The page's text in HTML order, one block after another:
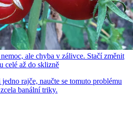
ale chyba v zálivce. Stačí změnit
celé až do sklizně
rajče, naučte se tomuto problému
banální triky.